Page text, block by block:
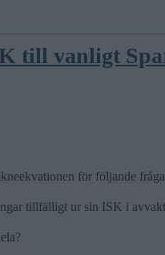
till vanligt
för följande
tillfälligt ur sin ISK i